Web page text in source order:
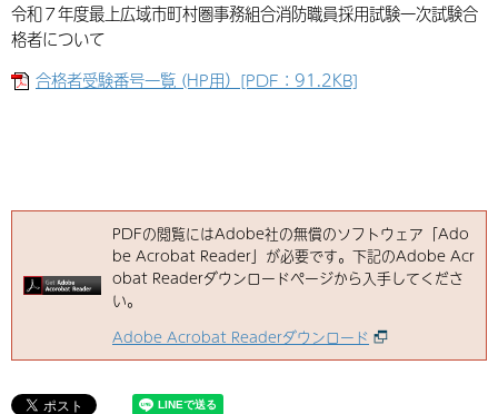
令和７年度最上広域市町村圏事務組合消防職員採用試験一次試験合
格者について
合格者受験番号一覧 (HP用）[PDF：91.2KB]
PDFの閲覧にはAdobe社の無償のソフトウェア「Ado
be Acrobat Reader」が必要です。下記のAdobe Acr
obat Readerダウンロードページから入手してくださ
い。
Adobe Acrobat Readerダウンロード